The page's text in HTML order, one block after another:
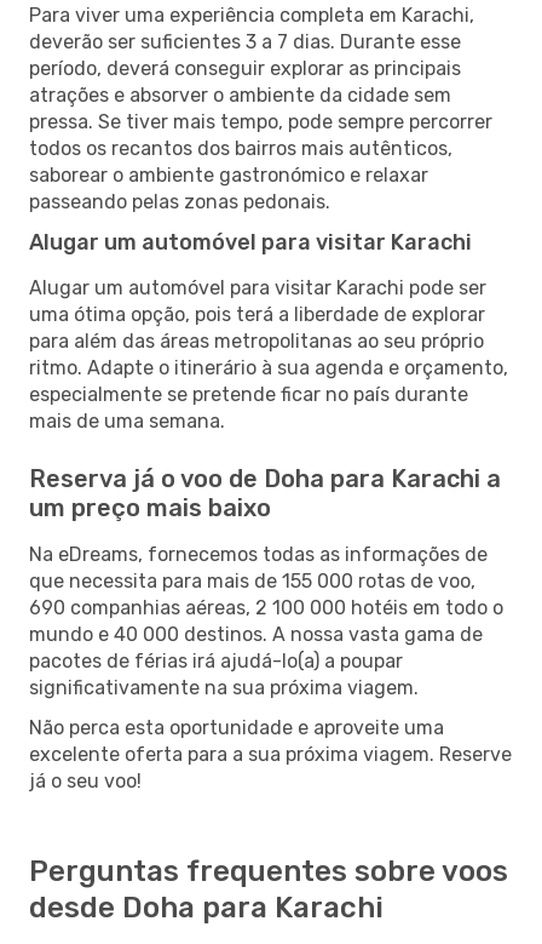
Para viver uma experiência completa em Karachi,
deverão ser suficientes 3 a 7 dias. Durante esse
período, deverá conseguir explorar as principais
atrações e absorver o ambiente da cidade sem
pressa. Se tiver mais tempo, pode sempre percorrer
todos os recantos dos bairros mais autênticos,
saborear o ambiente gastronómico e relaxar
passeando pelas zonas pedonais.
Alugar um automóvel para visitar Karachi
Alugar um automóvel para visitar Karachi pode ser
uma ótima opção, pois terá a liberdade de explorar
para além das áreas metropolitanas ao seu próprio
ritmo. Adapte o itinerário à sua agenda e orçamento,
especialmente se pretende ficar no país durante
mais de uma semana.
Reserva já o voo de Doha para Karachi a
um preço mais baixo
Na eDreams, fornecemos todas as informações de
que necessita para mais de 155 000 rotas de voo,
690 companhias aéreas, 2 100 000 hotéis em todo o
mundo e 40 000 destinos. A nossa vasta gama de
pacotes de férias irá ajudá-lo(a) a poupar
significativamente na sua próxima viagem.
Não perca esta oportunidade e aproveite uma
excelente oferta para a sua próxima viagem. Reserve
já o seu voo!
Perguntas frequentes sobre voos
desde Doha para Karachi